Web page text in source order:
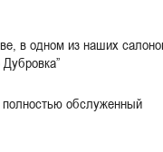
в одном из наших
полностью обслуженный